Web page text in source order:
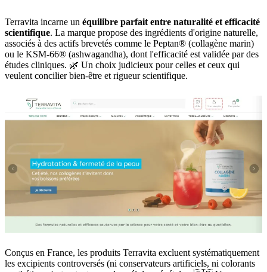
Terravita incarne un équilibre parfait entre naturalité et efficacité
scientifique. La marque propose des ingrédients d'origine naturelle,
associés à des actifs brevetés comme le Peptan® (collagène marin)
ou le KSM-66® (ashwagandha), dont l'efficacité est validée par des
études cliniques. 🌿 Un choix judicieux pour celles et ceux qui
veulent concilier bien-être et rigueur scientifique.
Conçus en France, les produits Terravita excluent systématiquement
les excipients controversés (ni conservateurs artificiels, ni colorants